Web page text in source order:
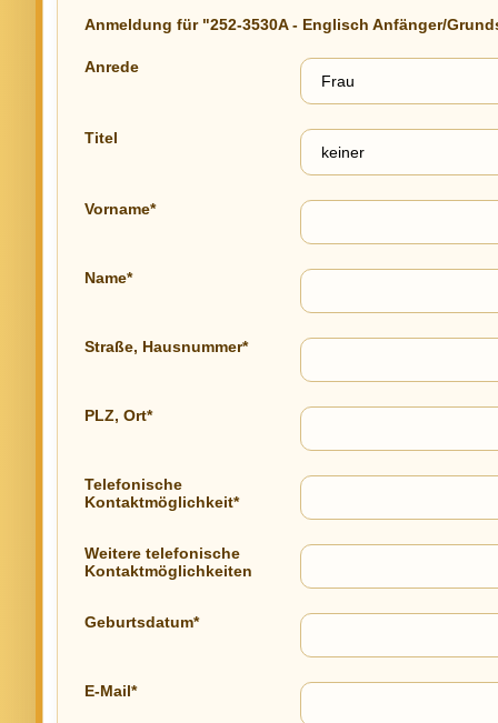
Anmeldung für "252-3530A - Englisch Anfänger/
Anrede
Titel
Vorname*
Name*
Straße, Hausnummer*
PLZ, Ort*
Telefonische
Kontaktmöglichkeit*
Weitere telefonische
Kontaktmöglichkeiten
Geburtsdatum*
E-Mail*